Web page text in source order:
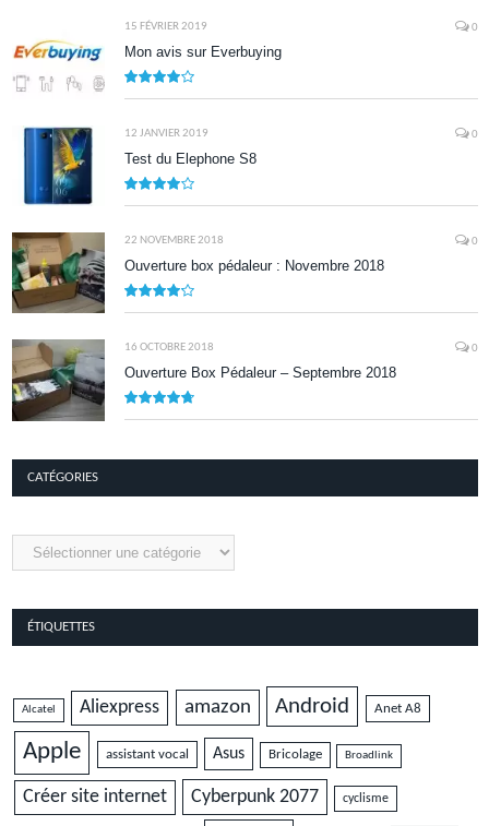
15 FÉVRIER 2019 0
Mon avis sur Everbuying
12 JANVIER 2019 0
Test du Elephone S8
22 NOVEMBRE 2018 0
Ouverture box pédaleur : Novembre 2018
16 OCTOBRE 2018 0
Ouverture Box Pédaleur – Septembre 2018
CATÉGORIES
ÉTIQUETTES
Alcatel Aliexpress amazon Android Anet A8
Apple assistant vocal Asus Bricolage Broadlink
Créer site internet Cyberpunk 2077 cyclisme